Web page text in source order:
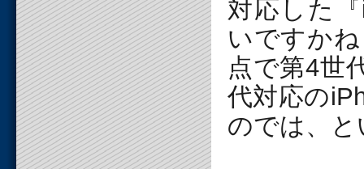
対応した
いですか
点で第4世
代対応の
のでは、